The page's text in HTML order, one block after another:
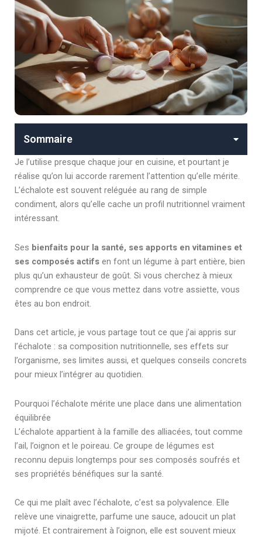
Sommaire
Je l’utilise presque chaque jour en cuisine, et pourtant je
réalise qu’on lui accorde rarement l’attention qu’elle mérite.
L’échalote est souvent reléguée au rang de simple
condiment, alors qu’elle cache un profil nutritionnel vraiment
intéressant.
Ses bienfaits pour la santé, ses apports en vitamines et
ses composés actifsen font un légume à part entière, bien
plus qu’un exhausteur de goût. Si vous cherchez à mieux
comprendre ce que vous mettez dans votre assiette, vous
êtes au bon endroit.
Dans cet article, je vous partage tout ce que j’ai appris sur
l’échalote : sa composition nutritionnelle, ses effets sur
l’organisme, ses limites aussi, et quelques conseils concrets
pour mieux l’intégrer au quotidien.
Pourquoi l’échalote mérite une place dans une alimentation
équilibrée
L’échalote appartient à la famille des alliacées, tout comme
l’ail, l’oignon et le poireau. Ce groupe de légumes est
reconnu depuis longtemps pour ses composés soufrés et
ses propriétés bénéfiques sur la santé.
Ce qui me plaît avec l’échalote, c’est sa polyvalence. Elle
relève une vinaigrette, parfume une sauce, adoucit un plat
mijoté. Et contrairement à l’oignon, elle est souvent mieux